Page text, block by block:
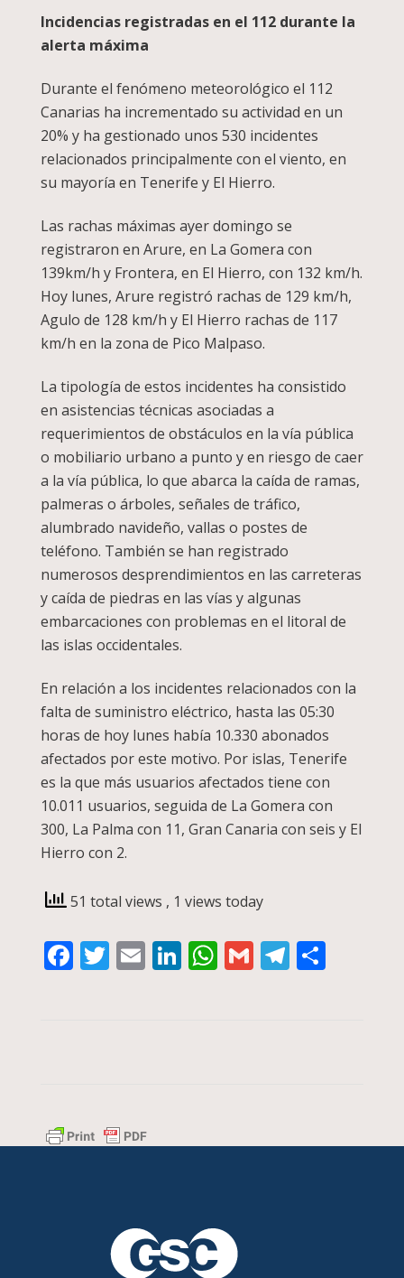
Incidencias registradas en el 112 durante la
alerta máxima
Durante el fenómeno meteorológico el 112
Canarias ha incrementado su actividad en un
20% y ha gestionado unos 530 incidentes
relacionados principalmente con el viento, en
su mayoría en Tenerife y El Hierro.
Las rachas máximas ayer domingo se
registraron en Arure, en La Gomera con
139km/h y Frontera, en El Hierro, con 132 km/h.
Hoy lunes, Arure registró rachas de 129 km/h,
Agulo de 128 km/h y El Hierro rachas de 117
km/h en la zona de Pico Malpaso.
La tipología de estos incidentes ha consistido
en asistencias técnicas asociadas a
requerimientos de obstáculos en la vía pública
o mobiliario urbano a punto y en riesgo de caer
a la vía pública, lo que abarca la caída de ramas,
palmeras o árboles, señales de tráfico,
alumbrado navideño, vallas o postes de
teléfono. También se han registrado
numerosos desprendimientos en las carreteras
y caída de piedras en las vías y algunas
embarcaciones con problemas en el litoral de
las islas occidentales.
En relación a los incidentes relacionados con la
falta de suministro eléctrico, hasta las 05:30
horas de hoy lunes había 10.330 abonados
afectados por este motivo. Por islas, Tenerife
es la que más usuarios afectados tiene con
10.011 usuarios, seguida de La Gomera con
300, La Palma con 11, Gran Canaria con seis y El
Hierro con 2.
51 total views , 1 views today
Facebook
Twitter
EmailLinkedIn
WhatsApp
Gmail